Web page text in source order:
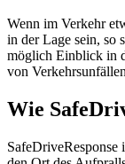
Wenn im Verkehr
in der Lage sein, so
möglich Einblick in
von
Wie